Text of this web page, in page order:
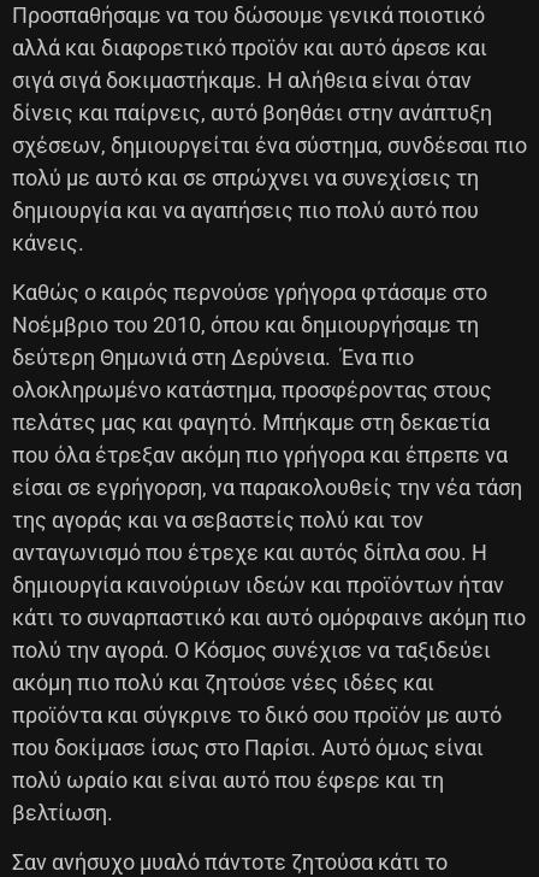
Προσπαθήσαμε να του δώσουμε γενικά ποιοτικό
αλλά και διαφορετικό προϊόν και αυτό άρεσε και
σιγά σιγά δοκιμαστήκαμε. Η αλήθεια είναι όταν
δίνεις και παίρνεις, αυτό βοηθάει στην ανάπτυξη
σχέσεων, δημιουργείται ένα σύστημα, συνδέεσαι πιο
πολύ με αυτό και σε σπρώχνει να συνεχίσεις τη
δημιουργία και να αγαπήσεις πιο πολύ αυτό που
κάνεις.
Καθώς ο καιρός περνούσε γρήγορα φτάσαμε στο
Νοέμβριο του 2010, όπου και δημιουργήσαμε τη
δεύτερη Θημωνιά στη Δερύνεια. Ένα πιο
ολοκληρωμένο κατάστημα, προσφέροντας στους
πελάτες μας και φαγητό. Μπήκαμε στη δεκαετία
που όλα έτρεξαν ακόμη πιο γρήγορα και έπρεπε να
είσαι σε εγρήγορση, να παρακολουθείς την νέα τάση
της αγοράς και να σεβαστείς πολύ και τον
ανταγωνισμό που έτρεχε και αυτός δίπλα σου. Η
δημιουργία καινούριων ιδεών και προϊόντων ήταν
κάτι το συναρπαστικό και αυτό ομόρφαινε ακόμη πιο
πολύ την αγορά. Ο Κόσμος συνέχισε να ταξιδεύει
ακόμη πιο πολύ και ζητούσε νέες ιδέες και
προϊόντα και σύγκρινε το δικό σου προϊόν με αυτό
που δοκίμασε ίσως στο Παρίσι. Αυτό όμως είναι
πολύ ωραίο και είναι αυτό που έφερε και τη
βελτίωση.
Σαν ανήσυχο μυαλό πάντοτε ζητούσα κάτι το